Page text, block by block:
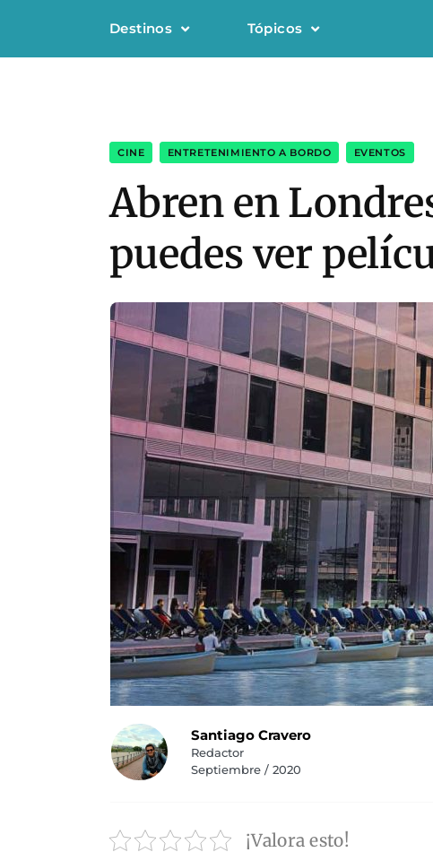
Destinos Tópicos
CINE ENTRETENIMIENTO A BORDO EVENTOS
Abren en
puedes ver
Santiago Cravero
Redactor
Septiembre / 2020
¡Valora esto!